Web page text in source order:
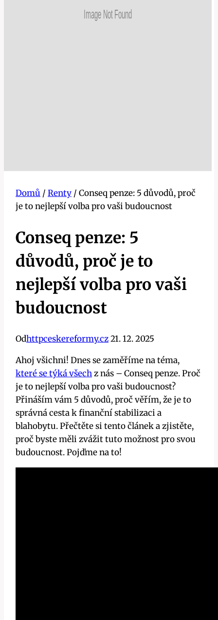
Domů / Renty / Conseq penze: 5 důvodů, proč
je to nejlepší volba pro vaši budoucnost
Conseq penze: 5
důvodů, proč je to
nejlepší volba pro vaši
budoucnost
Odhttpceskereformy.cz21. 12. 2025
Ahoj všichni! Dnes se zaměříme na téma,
které se týká všechz nás – Conseq penze. Proč
je to nejlepší volba pro vaši budoucnost?
Přináším vám 5 důvodů, proč věřím, že je to
správná cesta k finanční stabilizaci a
blahobytu. Přečtěte si tento článek a zjistěte,
proč byste měli zvážit tuto možnost pro svou
budoucnost. Pojďme na to!